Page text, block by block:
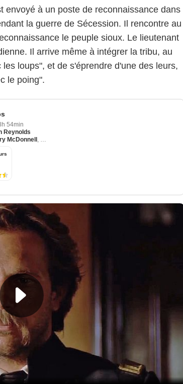
envoyé à un poste de reconnaissance dans
la guerre de Sécession. Il rencontre au
le peuple sioux. Le lieutenant
Il arrive même à intégrer la tribu, au
loups", et de s'éprendre d'une des leurs,
le poing".
54min
Reynolds
McDonnell , Rodney A. Grant